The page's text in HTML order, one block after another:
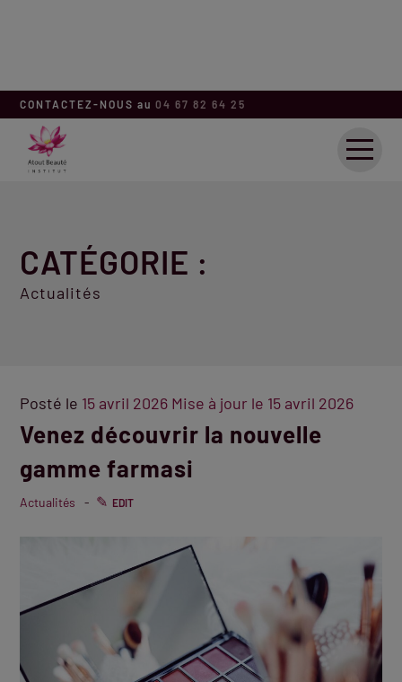
CONTACTEZ-NOUS au 04 67 82 64 25
BEAUTÉ
CATÉGORIE :
Actualités
Posté le 15 avril 2026 Mise à jour le 15 avril 2026
Venez découvrir la nouvelle
gamme farmasi
Actualités EDIT